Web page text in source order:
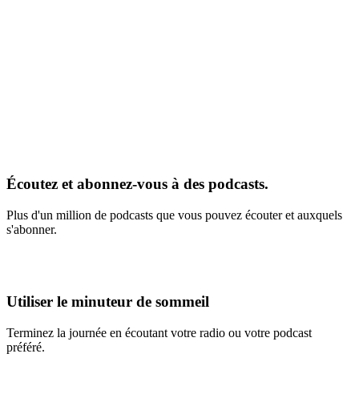
Écoutez et abonnez-vous à des podcasts.
Plus d'un million de podcasts que vous pouvez écouter et auxquels
s'abonner.
Utiliser le minuteur de sommeil
Terminez la journée en écoutant votre radio ou votre podcast
préféré.